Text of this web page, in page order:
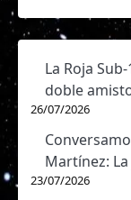
La Roja
doble
26/07/2026
Martínez:
23/07/2026